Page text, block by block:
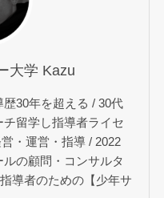
大学 Kazu
30年を超える / 30代
留学し指導者ライセ
・運営・指導 / 2022
の顧問・コンサルタ
導者のための【少年サ